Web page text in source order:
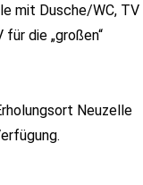
mit Dusche/WC, TV
die „großen“
Neuzelle